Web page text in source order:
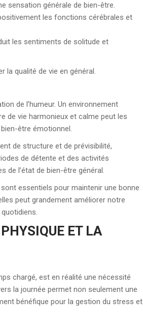
sensation générale de bien-être.
les fonctions cérébrales et
les sentiments de solitude et
la qualité de vie en général.
de l’humeur. Un environnement
de vie harmonieux et calme peut les
être émotionnel.
de structure et de prévisibilité,
de détente et des activités
de l’état de bien-être général.
essentiels pour maintenir une bonne
peut grandement améliorer notre
ET LA
chargé, est en réalité une nécessité
la journée permet non seulement une
bénéfique pour la gestion du stress et